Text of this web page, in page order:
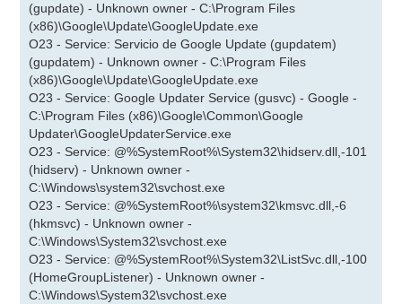
(gupdate) - Unknown owner - C:\Program Files
(x86)\Google\Update\GoogleUpdate.exe
O23 - Service: Servicio de Google Update (gupdatem)
(gupdatem) - Unknown owner - C:\Program Files
(x86)\Google\Update\GoogleUpdate.exe
O23 - Service: Google Updater Service (gusvc) - Google -
C:\Program Files (x86)\Google\Common\Google
Updater\GoogleUpdaterService.exe
O23 - Service: @%SystemRoot%\System32\hidserv.dll,-101
(hidserv) - Unknown owner -
C:\Windows\system32\svchost.exe
O23 - Service: @%SystemRoot%\system32\kmsvc.dll,-6
(hkmsvc) - Unknown owner -
C:\Windows\System32\svchost.exe
O23 - Service: @%SystemRoot%\System32\ListSvc.dll,-100
(HomeGroupListener) - Unknown owner -
C:\Windows\System32\svchost.exe